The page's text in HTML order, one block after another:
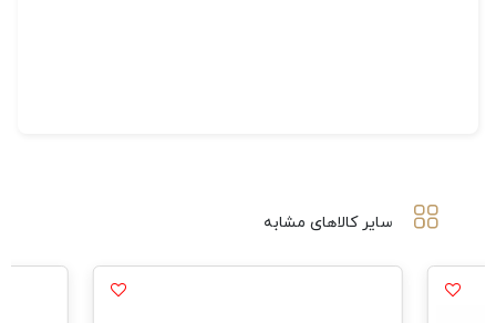
سایر کالاهای مشابه